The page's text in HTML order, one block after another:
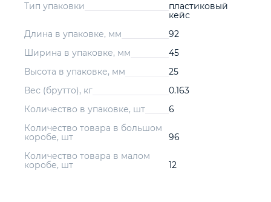
Тип упаковки
пластиковый
кейс
Длина в упаковке, мм
92
Ширина в упаковке, мм
45
Высота в упаковке, мм
25
Вес (брутто), кг
0.163
Количество в упаковке, шт
6
Количество товара в большом
коробе, шт
96
Количество товара в малом
коробе, шт
12